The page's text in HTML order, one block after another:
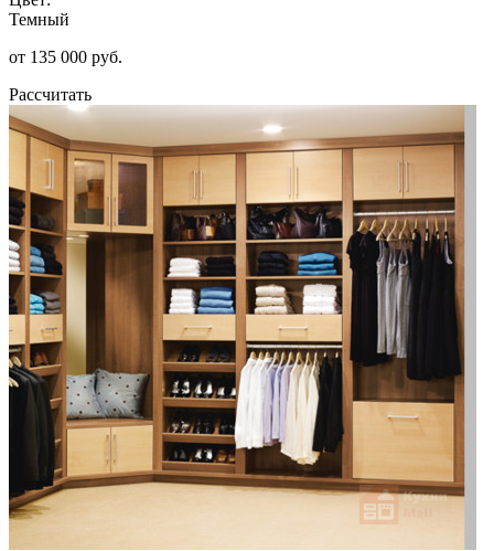
Темный
от 135 000 руб.
Рассчитать